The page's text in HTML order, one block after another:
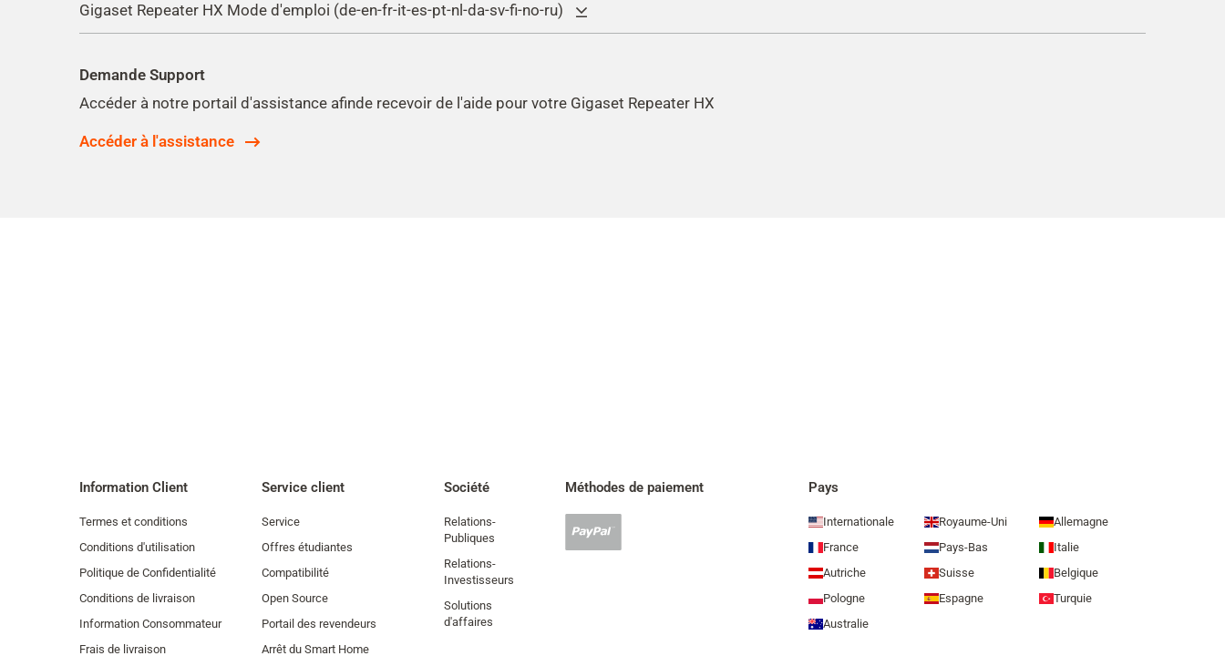
Gigaset Repeater HX Mode d'emploi (de-en-fr-it-es-pt-nl-da-sv-fi-no-ru)
Demande Support
Accéder à notre portail d'assistance afinde recevoir de l'aide pour votre Gigaset Repeater HX
Accéder à l'assistance
Information Client
Termes et conditions
Conditions d'utilisation
Politique de Confidentialité
Conditions de livraison
Information Consommateur
Frais de livraison
Service client
Service
Offres étudiantes
Compatibilité
Open Source
Portail des revendeurs
Arrêt du Smart Home
Société
Relations-
Publiques
Relations-
Investisseurs
Solutions
d'affaires
Méthodes de paiement
accepté
Pays
Internationale Royaume-Uni
Allemagne
France
Pays-Bas
Italie
Autriche
Suisse
Belgique
Pologne
Espagne
Turquie
Australie